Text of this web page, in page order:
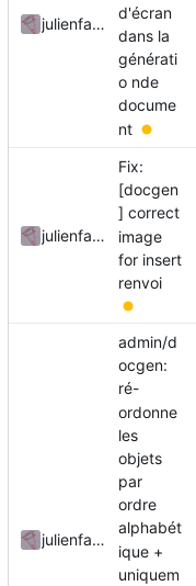
julienfastre
d'écran
dans la
générati
o nde
docume
nt
julienfastre
Fix:
[docgen
] correct
image
for insert
renvoi
julienfastre
admin/d
ocgen:
ré-
ordonne
les
objets
par
ordre
alphabét
ique +
uniquem